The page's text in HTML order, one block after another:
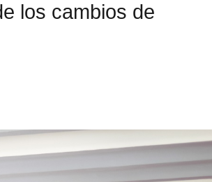
los cambios de